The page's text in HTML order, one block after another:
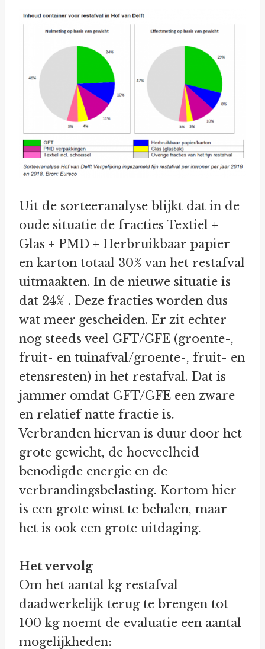
Uit de sorteeranalyse blijkt dat in de
oude situatie de fracties Textiel +
Glas + PMD + Herbruikbaar papier
en karton totaal 30% van het restafval
uitmaakten. In de nieuwe situatie is
dat 24% . Deze fracties worden dus
wat meer gescheiden. Er zit echter
nog steeds veel GFT/GFE (groente-,
fruit- en tuinafval/groente-, fruit- en
etensresten) in het restafval. Dat is
jammer omdat GFT/GFE een zware
en relatief natte fractie is.
Verbranden hiervan is duur door het
grote gewicht, de hoeveelheid
benodigde energie en de
verbrandingsbelasting. Kortom hier
is een grote winst te behalen, maar
het is ook een grote uitdaging.
Het vervolg
Om het aantal kg restafval
daadwerkelijk terug te brengen tot
100 kg noemt de evaluatie een aantal
mogelijkheden: